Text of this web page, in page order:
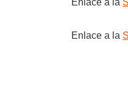
Enlace a la